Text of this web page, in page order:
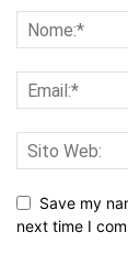
Save my
next time I